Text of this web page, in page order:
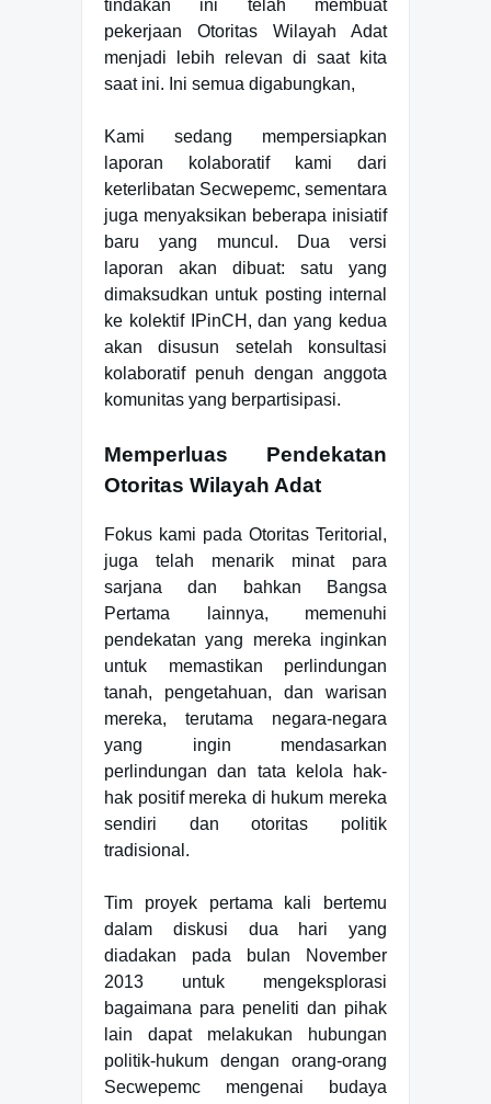
tindakan ini telah membuat
pekerjaan Otoritas Wilayah Adat
menjadi lebih relevan di saat kita
saat ini. Ini semua digabungkan,
Kami sedang mempersiapkan
laporan kolaboratif kami dari
keterlibatan Secwepemc, sementara
juga menyaksikan beberapa inisiatif
baru yang muncul. Dua versi
laporan akan dibuat: satu yang
dimaksudkan untuk posting internal
ke kolektif IPinCH, dan yang kedua
akan disusun setelah konsultasi
kolaboratif penuh dengan anggota
komunitas yang berpartisipasi.
Memperluas Pendekatan
Otoritas Wilayah Adat
Fokus kami pada Otoritas Teritorial,
juga telah menarik minat para
sarjana dan bahkan Bangsa
Pertama lainnya, memenuhi
pendekatan yang mereka inginkan
untuk memastikan perlindungan
tanah, pengetahuan, dan warisan
mereka, terutama negara-negara
yang ingin mendasarkan
perlindungan dan tata kelola hak-
hak positif mereka di hukum mereka
sendiri dan otoritas politik
tradisional.
Tim proyek pertama kali bertemu
dalam diskusi dua hari yang
diadakan pada bulan November
2013 untuk mengeksplorasi
bagaimana para peneliti dan pihak
lain dapat melakukan hubungan
politik-hukum dengan orang-orang
Secwepemc mengenai budaya